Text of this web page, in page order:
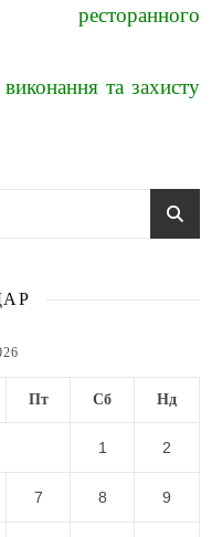
ресторанного
та захисту
Пт Сб Нд
1 2
7 8 9